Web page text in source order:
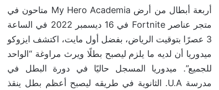
أربعة أبطال من أرض My Hero Academia متاحون في
متجر عناصر Fortnite في 16 ديسمبر 2022 في الساعة
3 عصرًا بتوقيت الرياض، بفضل أول مايت، اكتشف ايزوكو
ميدوريا أن لديه ما يلزم ليصبح بطلًا ويرث مراوغة “الواحد
للجميع”. ميدوريا المسجل حاليًا في دورة البطل في
مدرسة U.A. الثانوية في طريقه ليصبح أعظم بطل ينقذ